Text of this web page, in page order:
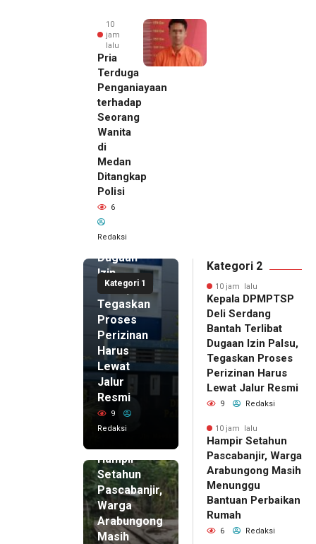
10
jam
lalu
Pria
Terduga
Penganiayaan
terhadap
Seorang
Wanita
di
Medan
Ditangkap
Polisi
6
Redaksi
Kategori 1
10 jam lalu
Kepala
DPMPTSP
Deli
Serdang
Bantah
Terlibat
Dugaan
Izin
Palsu,
Tegaskan
Proses
Perizinan
Harus
Lewat
Jalur
Resmi
9
Redaksi
Hampir
Setahun
Pascabanjir,
Warga
Arabungong
Masih
Kategori 2
10 jam lalu
Kepala DPMPTSP
Deli Serdang
Bantah Terlibat
Dugaan Izin Palsu,
Tegaskan Proses
Perizinan Harus
Lewat Jalur Resmi
9 Redaksi
10 jam lalu
Hampir Setahun
Pascabanjir, Warga
Arabungong Masih
Menunggu
Bantuan Perbaikan
Rumah
6 Redaksi